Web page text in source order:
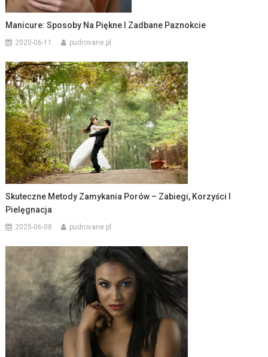
Manicure: Sposoby Na Piękne I Zadbane Paznokcie
2020-06-11 pudrovane.pl
Skuteczne Metody Zamykania Porów – Zabiegi, Korzyści I
Pielęgnacja
2025-06-08 pudrovane.pl